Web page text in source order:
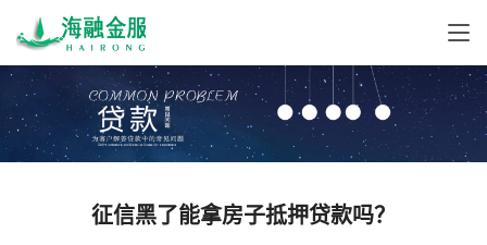
征信黑了能拿房子抵押贷款吗？